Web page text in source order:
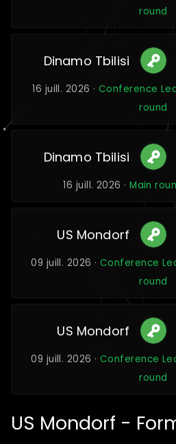
round
Dinamo Tbilisi
16 juill. 2026 · Conference
round
Dinamo Tbilisi
16 juill. 2026 ·Main
US Mondorf
09 juill. 2026 · Conference
round
US Mondorf
09 juill. 2026 · Conference
round
US Mondorf -